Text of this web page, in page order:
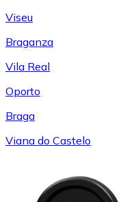
Viseu
Braganza
Vila Real
Oporto
Braga
Viana do Castelo